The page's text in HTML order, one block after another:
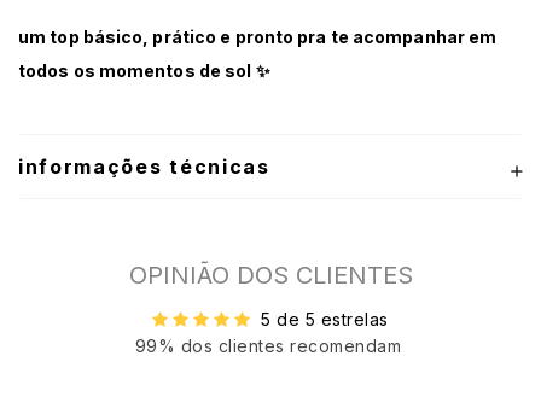
um top básico, prático e pronto pra te acompanhar em
todos os momentos de sol ✨
informações técnicas
OPINIÃO DOS CLIENTES
5 de 5 estrelas
99% dos clientes recomendam